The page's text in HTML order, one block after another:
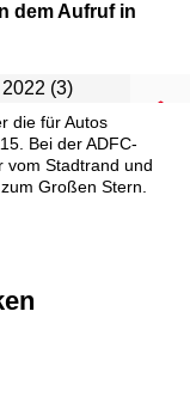
dem Aufruf in
die für Autos
Bei der ADFC-
vom Stadtrand und
Großen Stern.